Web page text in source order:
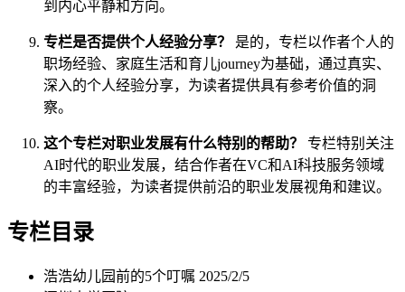
到内心平静和方向。
专栏是否提供个人经验分享？
是的，专栏以作者个人的
职场经验、家庭生活和育儿journey为基础，通过真实、
深入的个人经验分享，为读者提供具有参考价值的洞
察。
这个专栏对职业发展有什么特别的帮助？
专栏特别关注
AI时代的职业发展，结合作者在VC和AI科技服务领域
的丰富经验，为读者提供前沿的职业发展视角和建议。
专栏目录
浩浩幼儿园前的5个叮嘱 2025/2/5